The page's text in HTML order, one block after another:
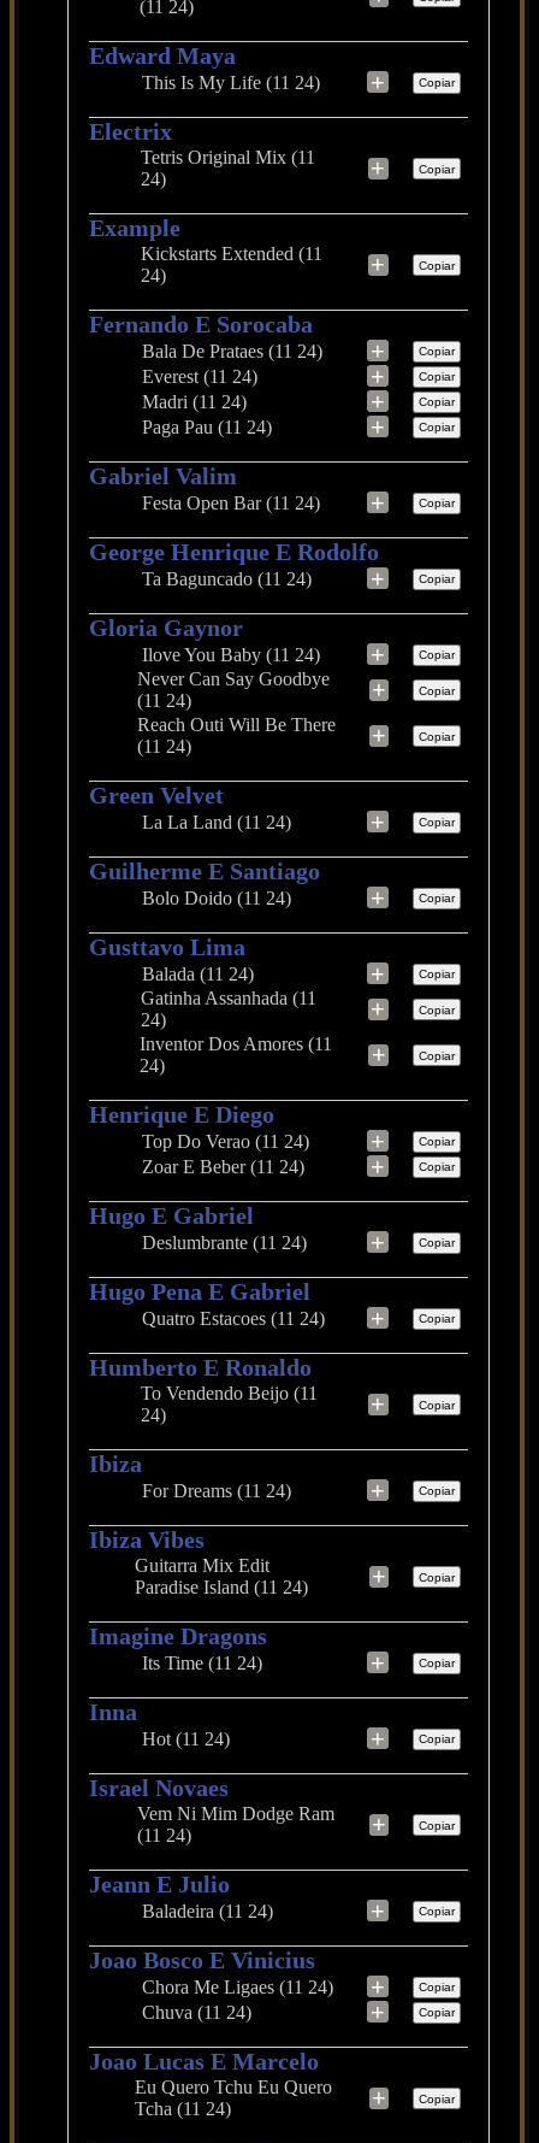
(11 24)
Edward Maya
This Is My Life (11 24) + Copiar
Electrix
Tetris Original Mix (11
24)
+ Copiar
Example
Kickstarts Extended (11
24)
+ Copiar
Fernando E Sorocaba
Bala De Prataes (11 24) + Copiar
Everest (11 24) + Copiar
Madri (11 24) + Copiar
Paga Pau (11 24) + Copiar
Gabriel Valim
Festa Open Bar (11 24) + Copiar
George Henrique E Rodolfo
Ta Baguncado (11 24) + Copiar
Gloria Gaynor
Ilove You Baby (11 24) + Copiar
Never Can Say Goodbye
(11 24)
+ Copiar
Reach Outi Will Be There
(11 24)
+ Copiar
Green Velvet
La La Land (11 24) + Copiar
Guilherme E Santiago
Bolo Doido (11 24) + Copiar
Gusttavo Lima
Balada (11 24) + Copiar
Gatinha Assanhada (11
24)
+ Copiar
Inventor Dos Amores (11
24)
+ Copiar
Henrique E Diego
Top Do Verao (11 24) + Copiar
Zoar E Beber (11 24) + Copiar
Hugo E Gabriel
Deslumbrante (11 24) + Copiar
Hugo Pena E Gabriel
Quatro Estacoes (11 24) + Copiar
Humberto E Ronaldo
To Vendendo Beijo (11
24)
+ Copiar
Ibiza
For Dreams (11 24) + Copiar
Ibiza Vibes
Guitarra Mix Edit
Paradise Island (11 24)
+ Copiar
Imagine Dragons
Its Time (11 24) + Copiar
Inna
Hot (11 24) + Copiar
Israel Novaes
Vem Ni Mim Dodge Ram
(11 24)
+ Copiar
Jeann E Julio
Baladeira (11 24) + Copiar
Joao Bosco E Vinicius
Chora Me Ligaes (11 24) + Copiar
Chuva (11 24) + Copiar
Joao Lucas E Marcelo
Eu Quero Tchu Eu Quero
Tcha (11 24)
+ Copiar